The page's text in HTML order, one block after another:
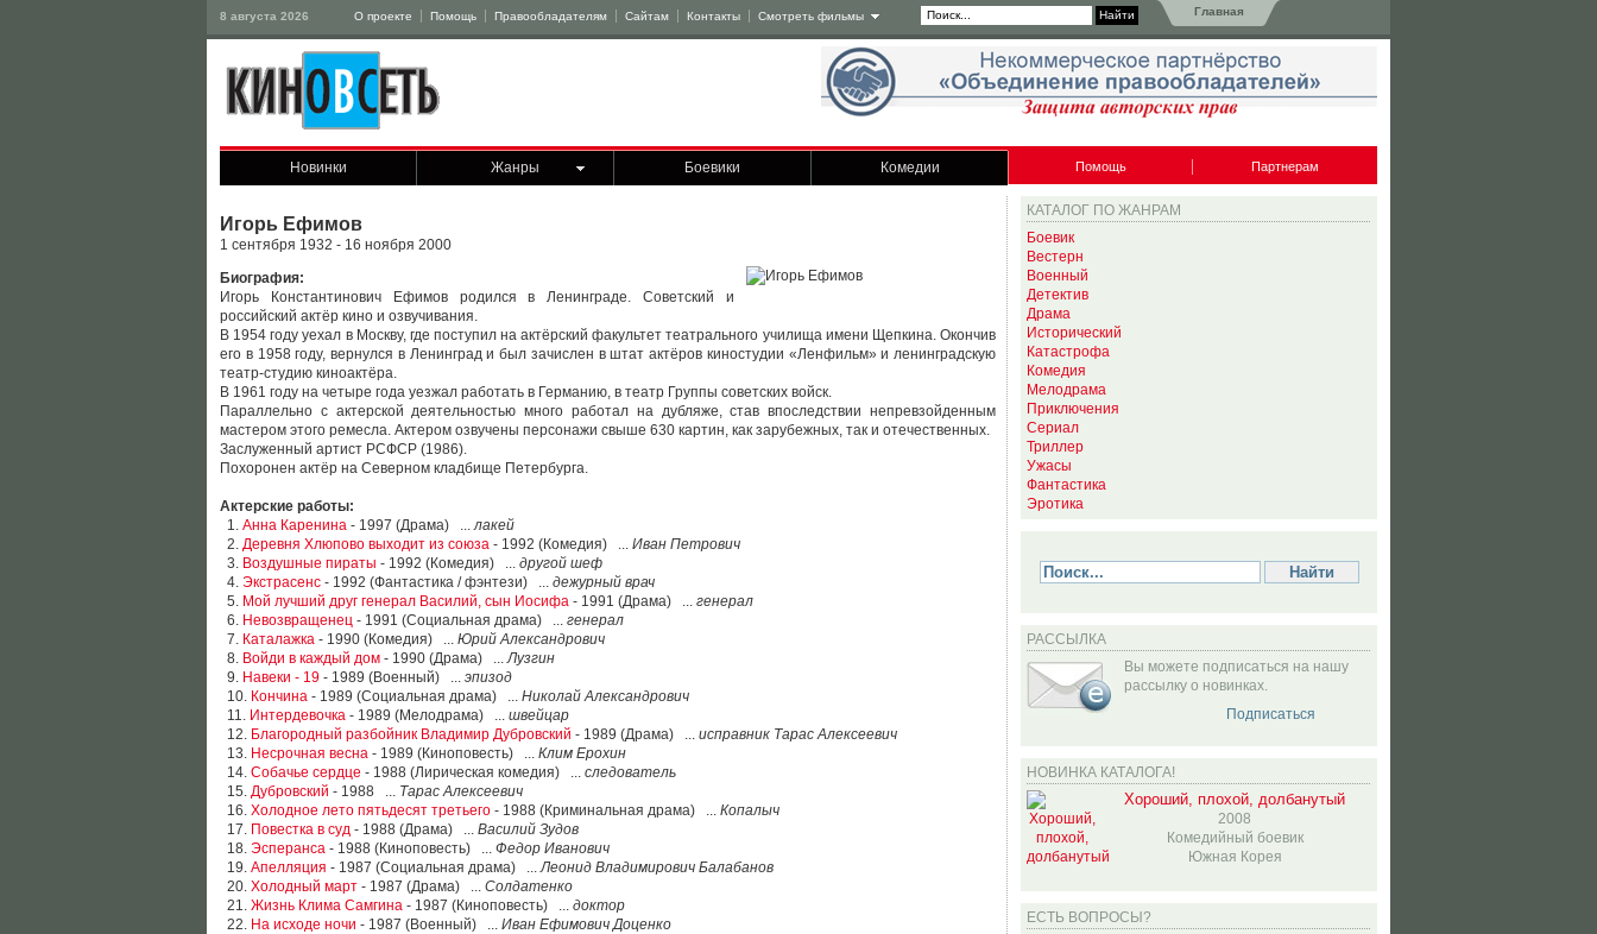
8 августа 2026 О проекте Помощь Правообладателям Сайтам Контакты Смотреть фильмы Главная
Новинки Жанры Боевики Комедии Помощь Партнерам
Игорь Ефимов
1 сентября 1932 - 16 ноября 2000
Биография:
Игорь Константинович Ефимов родился в Ленинграде. Советский и
российский актёр кино и озвучивания.
В 1954 году уехал в Москву, где поступил на актёрский факультет театрального училища имени Щепкина. Окончив
его в 1958 году, вернулся в Ленинград и был зачислен в штат актёров киностудии «Ленфильм» и ленинградскую
театр-студию киноактёра.
В 1961 году на четыре года уезжал работать в Германию, в театр Группы советских войск.
Параллельно с актерской деятельностью много работал на дубляже, став впоследствии непревзойденным
мастером этого ремесла. Актером озвучены персонажи свыше 630 картин, как зарубежных, так и отечественных.
Заслуженный артист РСФСР (1986).
Похоронен актёр на Северном кладбище Петербурга.
Актерские работы:
1. Анна Каренина - 1997 (Драма) ...лакей
2. Деревня Хлюпово выходит из союза - 1992 (Комедия) ... Иван Петрович
3. Воздушные пираты - 1992 (Комедия) ... другой шеф
4. Экстрасенс - 1992 (Фантастика / фэнтези) ... дежурный врач
5. Мой лучший друг генерал Василий, сын Иосифа - 1991 (Драма) ... генерал
6. Невозвращенец - 1991 (Социальная драма) ... генерал
7. Каталажка - 1990 (Комедия) ... Юрий Александрович
8. Войди в каждый дом - 1990 (Драма) ...Лузгин
9. Навеки - 19 - 1989 (Военный) ... эпизод
10. Кончина - 1989 (Социальная драма) ... Николай Александрович
11. Интердевочка - 1989 (Мелодрама) ... швейцар
12. Благородный разбойник Владимир Дубровский - 1989 (Драма) ... исправник Тарас Алексеевич
13. Несрочная весна - 1989 (Киноповесть) ... Клим Ерохин
14. Собачье сердце - 1988 (Лирическая комедия) ... следователь
15. Дубровский - 1988 ... Тарас Алексеевич
16. Холодное лето пятьдесят третьего - 1988 (Криминальная драма) ... Копалыч
17. Повестка в суд - 1988 (Драма) ... Василий Зудов
18. Эсперанса - 1988 (Киноповесть) ... Федор Иванович
19. Апелляция - 1987 (Социальная драма) ...Леонид Владимирович Балабанов
20. Холодный март - 1987 (Драма) ... Солдатенко
21. Жизнь Клима Самгина - 1987 (Киноповесть) ... доктор
22. На исходе ночи - 1987 (Военный) ... Иван Ефимович Доценко
КАТАЛОГ ПО ЖАНРАМ
Боевик
Вестерн
Военный
Детектив
Драма
Исторический
Катастрофа
Комедия
Мелодрама
Приключения
Сериал
Триллер
Ужасы
Фантастика
Эротика
РАССЫЛКА
Вы можете подписаться на нашу
рассылку о новинках.
Подписаться
НОВИНКА КАТАЛОГА!
Хороший, плохой, долбанутый
2008
Комедийный боевик
Южная Корея
ЕСТЬ ВОПРОСЫ?